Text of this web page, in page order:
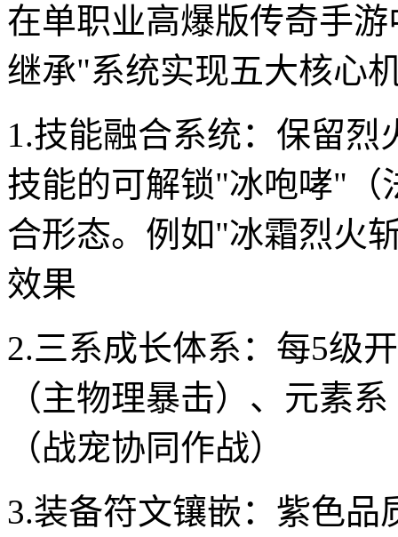
在单职业高爆版传奇手
继承"系统实现五大核心
1.技能融合系统：保留
技能的可解锁"冰咆哮"
合形态。例如"冰霜烈火
效果
2.三系成长体系：每5级
（主物理暴击）、元素
（战宠协同作战）
3.装备符文镶嵌：紫色